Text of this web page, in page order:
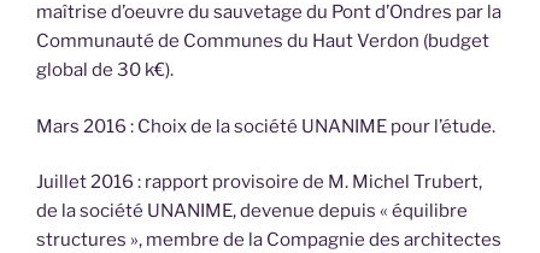
maîtrise d’oeuvre du sauvetage du Pont d’Ondres par la
Communauté de Communes du Haut Verdon (budget
global de 30 k€).
Mars 2016 : Choix de la société UNANIME pour l’étude.
Juillet 2016 : rapport provisoire de M. Michel Trubert,
de la société UNANIME, devenue depuis « équilibre
structures », membre de la Compagnie des architectes